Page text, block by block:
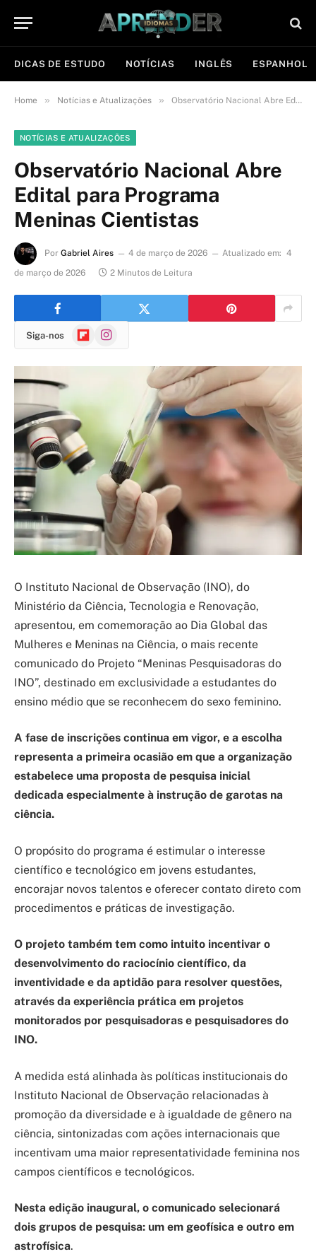
DICAS DE ESTUDO NOTÍCIAS INGLÊS ESPANHOL
Home » Notícias e Atualizações » Observatório Nacional Abre Edital para Programa Meninas Cientistas
NOTÍCIAS E ATUALIZAÇÕES
Observatório Nacional Abre
Edital para Programa
Meninas Cientistas
Por Gabriel Aires 4 de março de 2026 Atualizado em: 4
de março de 2026
2 Minutos de Leitura
Siga-nos FlipboardInstagram
O Instituto Nacional de Observação (INO), do
Ministério da Ciência, Tecnologia e Renovação,
apresentou, em comemoração ao Dia Global das
Mulheres e Meninas na Ciência, o mais recente
comunicado do Projeto “Meninas Pesquisadoras do
INO”, destinado em exclusividade a estudantes do
ensino médio que se reconhecem do sexo feminino.
A fase de inscrições continua em vigor, e a escolha
representa a primeira ocasião em que a organização
estabelece uma proposta de pesquisa inicial
dedicada especialmente à instrução de garotas na
ciência.
O propósito do programa é estimular o interesse
científico e tecnológico em jovens estudantes,
encorajar novos talentos e oferecer contato direto com
procedimentos e práticas de investigação.
O projeto também tem como intuito incentivar o
desenvolvimento do raciocínio científico, da
inventividade e da aptidão para resolver questões,
através da experiência prática em projetos
monitorados por pesquisadoras e pesquisadores do
INO.
A medida está alinhada às políticas institucionais do
Instituto Nacional de Observação relacionadas à
promoção da diversidade e à igualdade de gênero na
ciência, sintonizadas com ações internacionais que
incentivam uma maior representatividade feminina nos
campos científicos e tecnológicos.
Nesta edição inaugural, o comunicado selecionará
dois grupos de pesquisa: um em geofísica e outro em
astrofísica.